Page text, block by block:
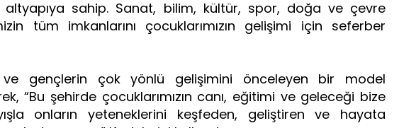
sahip. Sanat, bilim, kültür, spor, doğa ve çevre
tüm imkanlarını çocuklarımızın gelişimi için seferber
ve gençlerin çok yönlü gelişimini önceleyen bir model
“Bu şehirde çocuklarımızın canı, eğitimi ve geleceği bize
onların yeteneklerini keşfeden, geliştiren ve hayata